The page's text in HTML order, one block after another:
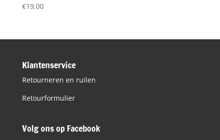
€19,00
Klantenservice
Retourneren en ruilen
Retourformulier
Volg ons op Facebook